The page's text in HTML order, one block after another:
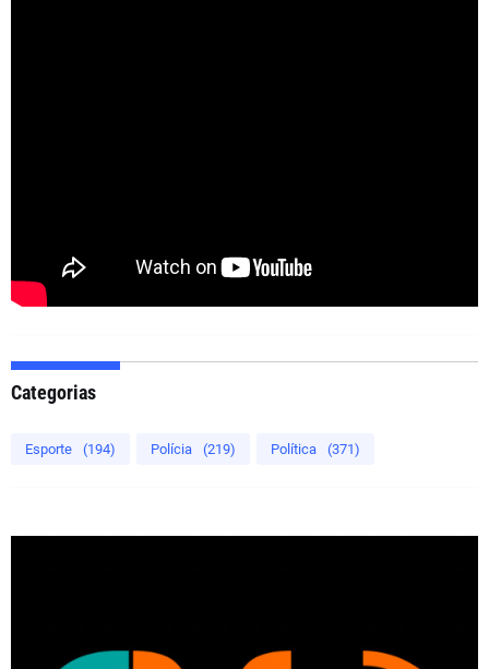
Categorias
Esporte (194) Polícia (219) Política (371)